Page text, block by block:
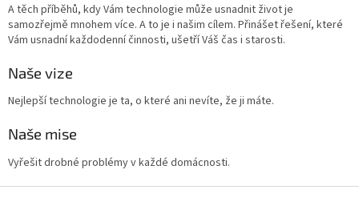
A těch příběhů, kdy Vám technologie může usnadnit život je
samozřejmě mnohem více. A to je i našim cílem. Přinášet řešení, které
Vám usnadní každodenní činnosti, ušetří Váš čas i starosti.
Naše vize
Nejlepší technologie je ta, o které ani nevíte, že ji máte.
Naše mise
Vyřešit drobné problémy v každé domácnosti.